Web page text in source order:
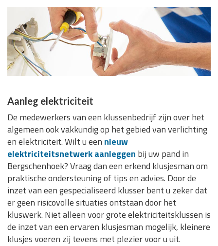
Aanleg elektriciteit
De medewerkers van een klussenbedrijf zijn over het
algemeen ook vakkundig op het gebied van verlichting
en elektriciteit. Wilt u een nieuw
elektriciteitsnetwerk aanleggen bij uw pand in
Bergschenhoek? Vraag dan een erkend klusjesman om
praktische ondersteuning of tips en advies. Door de
inzet van een gespecialiseerd klusser bent u zeker dat
er geen risicovolle situaties ontstaan door het
kluswerk. Niet alleen voor grote elektriciteitsklussen is
de inzet van een ervaren klusjesman mogelijk, kleinere
klusjes voeren zij tevens met plezier voor u uit.